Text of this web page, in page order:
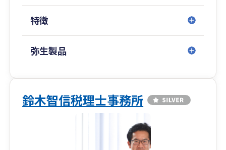
特徴
弥生製品
鈴木智信税理士事務所